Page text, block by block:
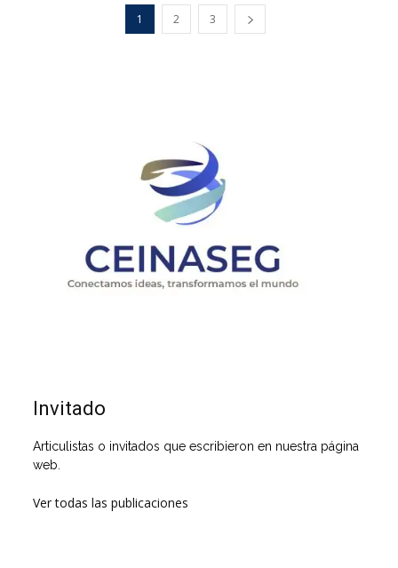
1 2 3
Invitado
Articulistas o invitados que escribieron en nuestra página
web.
Ver todas las publicaciones